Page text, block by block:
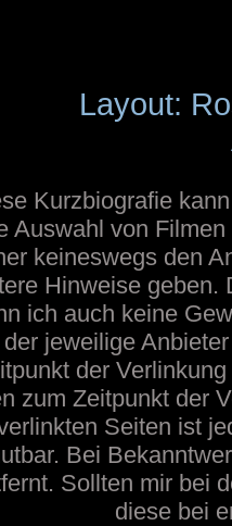
Layout:
Kurzbiografie
Auswahl von
keineswegs den
Hinweise geben.
ich auch keine
jeweilige
der
zum Zeitpunkt der
Seiten ist
Bei
Sollten mir bei
diese bei